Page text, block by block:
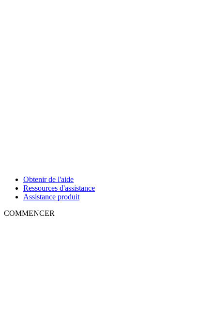
Obtenir de l'aide
Ressources d'assistance
Assistance produit
COMMENCER